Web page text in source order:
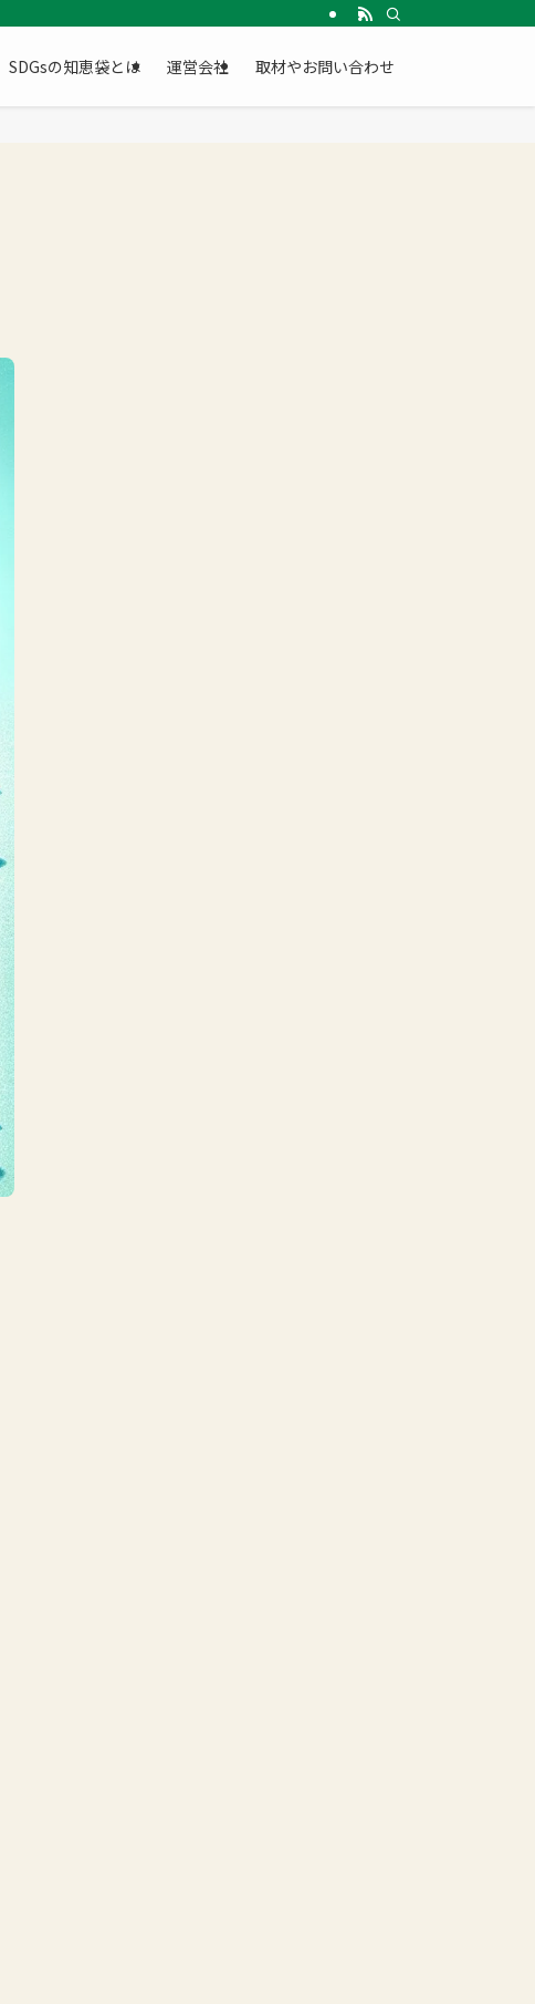
SDGsの知恵袋とは 運営会社 取材やお問い合わせ